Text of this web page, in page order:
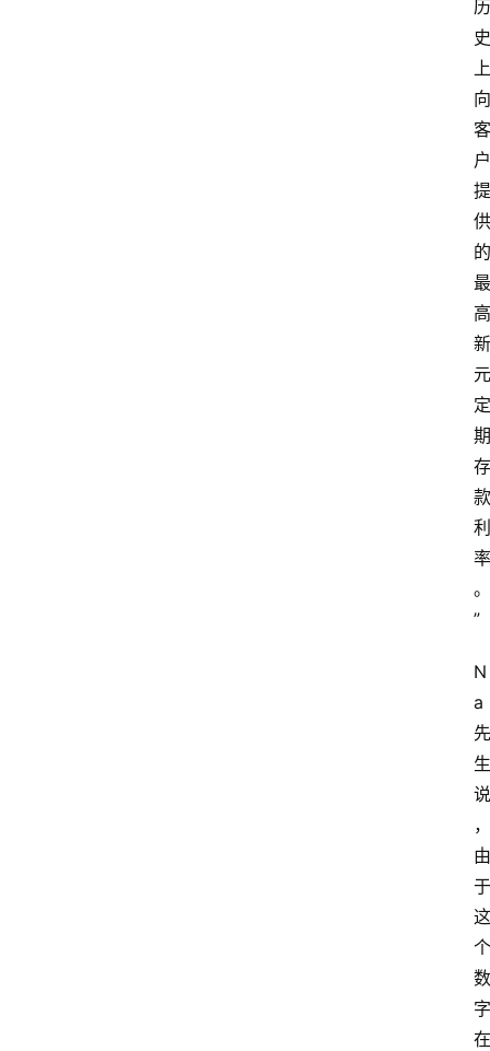
历
史
上
向
客
户
提
供
的
最
高
新
元
定
期
存
款
利
率
。
”
N
a
先
生
说
，
由
于
这
个
数
字
在